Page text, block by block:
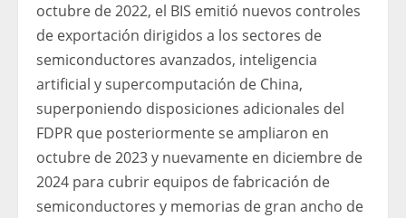
octubre de 2022, el BIS emitió nuevos controles
de exportación dirigidos a los sectores de
semiconductores avanzados, inteligencia
artificial y supercomputación de China,
superponiendo disposiciones adicionales del
FDPR que posteriormente se ampliaron en
octubre de 2023 y nuevamente en diciembre de
2024 para cubrir equipos de fabricación de
semiconductores y memorias de gran ancho de